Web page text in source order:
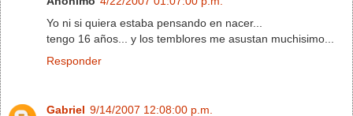
Yo ni si quiera estaba pensando en nacer...
tengo 16 años... y los temblores me asustan muchisimo...
Responder
Gabriel 9/14/2007 12:08:00 p.m.